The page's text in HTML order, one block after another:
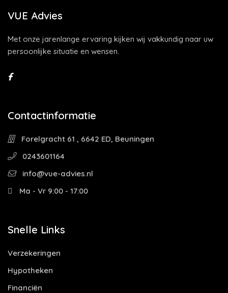
VUE Advies
Met onze jarenlange ervaring kijken wij vakkundig naar uw
persoonlijke situatie en wensen.
Contactinformatie
Forelgracht 61 , 6642 ED, Beuningen
0243601164
info@vue-advies.nl
Ma - Vr 9:00 - 17:00
Snelle Links
Verzekeringen
Hypotheken
Financiën